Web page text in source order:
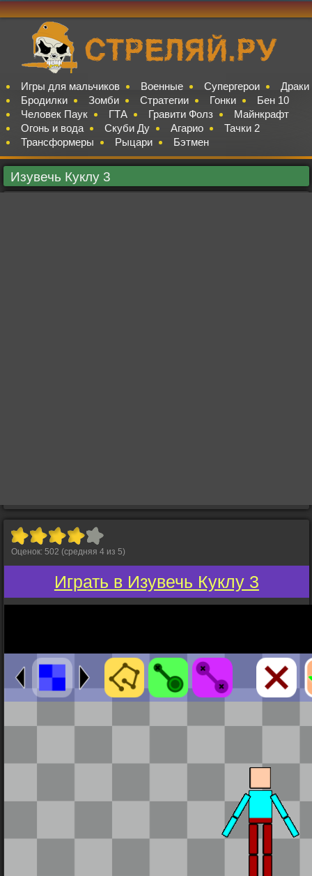
Игры для мальчиков Военные Супергерои
Драки
Бродилки
Зомби Стратегии Гонки
Бен 10
Человек Паук
ГТА Гравити Фолз
Майнкрафт
Огонь и вода
Скуби Ду Агарио
Тачки 2
Трансформеры
Рыцари Бэтмен
Изувечь Куклу 3
Оценок: 502 (средняя 4 из 5)
Играть в Изувечь Куклу 3